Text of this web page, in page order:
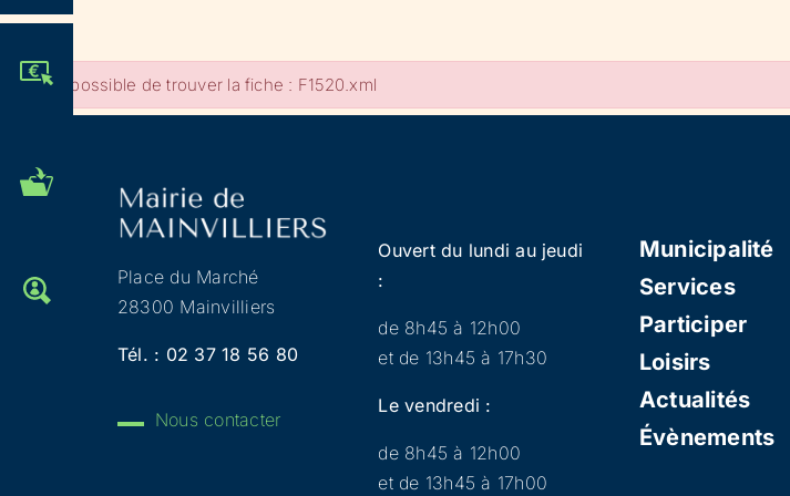
ADMINISTRATIVES
OFFRES D'EMPLOI
Impossible de trouver la fiche : F1520.xml
Place du Marché
28300 Mainvilliers
Tél. : 02 37 18 56 80
Nous contacter
Ouvert du lundi au jeudi
:
de 8h45 à 12h00
et de 13h45 à 17h30
Le vendredi :
de 8h45 à 12h00
et de 13h45 à 17h00
Municipalité
Services
Participer
Loisirs
Actualités
Évènements